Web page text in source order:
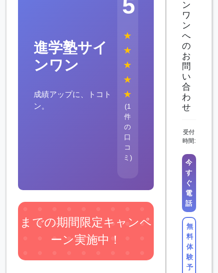
進学塾サイ
ンワン
成績アップに、トコト
ン。
5
★
★
★
★
★
(1
件
の
口
コ
ミ)
までの期間限定キャンペ
ーン実施中！
ン
ワ
ン
へ
の
お
問
い
合
わ
せ
受付
時間:
今
す
ぐ
電
話
無
料
体
験
予